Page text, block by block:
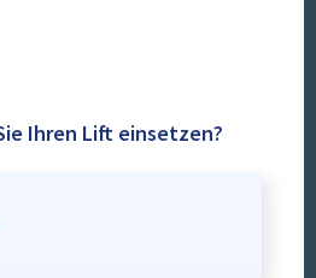
Ihren Lift einsetzen?